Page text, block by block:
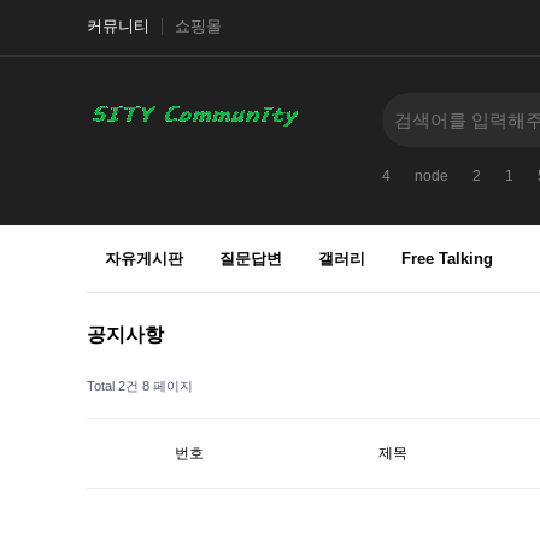
커뮤니티 쇼핑몰
4 node 2 1
자유게시판 질문답변 갤러리 Free Talking
공지사항
Total 2건 8 페이지
번호 제목